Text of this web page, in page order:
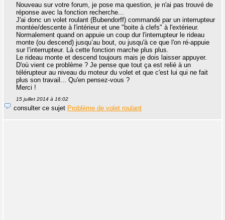
Nouveau sur votre forum, je pose ma question, je n'ai pas trouvé de
réponse avec la fonction recherche...
J'ai donc un volet roulant (Bubendorff) commandé par un interrupteur
montée/descente à l'intérieur et une "boite à clefs" à l'extérieur.
Normalement quand on appuie un coup dur l'interrupteur le rideau
monte (ou descend) jusqu’au bout, ou jusqu'à ce que l'on ré-appuie
sur l’interrupteur. Là cette fonction marche plus plus.
Le rideau monte et descend toujours mais je dois laisser appuyer.
D'où vient ce problème ? Je pense que tout ça est relié à un
télérupteur au niveau du moteur du volet et que c'est lui qui ne fait
plus son travail... Qu'en pensez-vous ?
Merci !
15 juillet 2014 à 16:02
consulter ce sujet Problème de volet roulant